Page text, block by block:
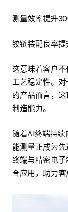
测量效率提升
铰链装配良率提
这意味着客户
工艺稳定性。
的产品而言，
制造能力。
随着AI终端持
能测量正成为
终端与精密电
合应用，助力客